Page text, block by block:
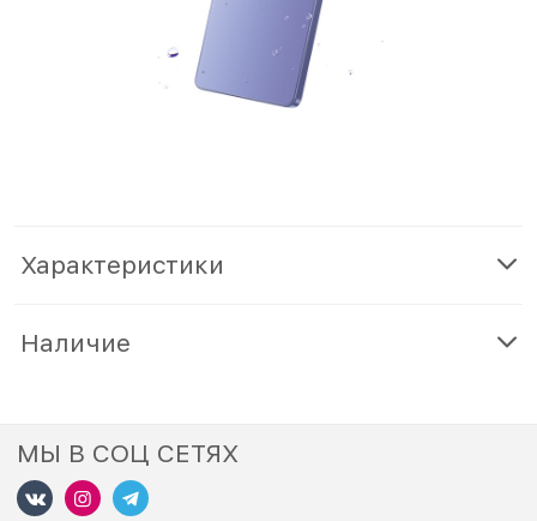
Характеристики
Наличие
МЫ В СОЦ СЕТЯХ